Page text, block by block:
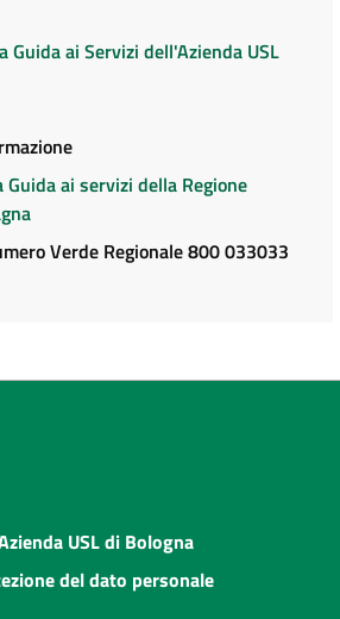
Guida ai Servizi dell'Azienda USL
Guida ai servizi della Regione
Verde Regionale 800 033033
USL di Bologna
del dato personale